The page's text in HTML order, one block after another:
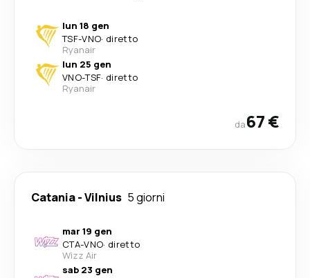
lun 18 gen
TSF-VNO· diretto
Ryanair
lun 25 gen
VNO-TSF· diretto
Ryanair
da67 €
Catania-Vilnius 5 giorni
mar 19 gen
CTA-VNO· diretto
Wizz Air
sab 23 gen